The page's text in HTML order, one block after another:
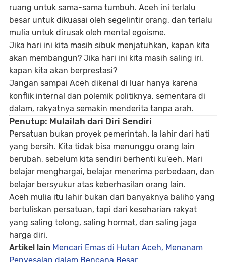
ruang untuk sama-sama tumbuh. Aceh ini terlalu
besar untuk dikuasai oleh segelintir orang, dan terlalu
mulia untuk dirusak oleh mental egoisme.
Jika hari ini kita masih sibuk menjatuhkan, kapan kita
akan membangun? Jika hari ini kita masih saling iri,
kapan kita akan berprestasi?
Jangan sampai Aceh dikenal di luar hanya karena
konflik internal dan polemik politiknya, sementara di
dalam, rakyatnya semakin menderita tanpa arah.
Penutup: Mulailah dari Diri Sendiri
Persatuan bukan proyek pemerintah. Ia lahir dari hati
yang bersih. Kita tidak bisa menunggu orang lain
berubah, sebelum kita sendiri berhenti ku’eeh. Mari
belajar menghargai, belajar menerima perbedaan, dan
belajar bersyukur atas keberhasilan orang lain.
Aceh mulia itu lahir bukan dari banyaknya baliho yang
bertuliskan persatuan, tapi dari keseharian rakyat
yang saling tolong, saling hormat, dan saling jaga
harga diri.
Artikel lain Mencari Emas di Hutan Aceh, Menanam